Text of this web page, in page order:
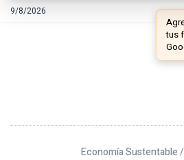
9/8/2026
Economía Sustentable /